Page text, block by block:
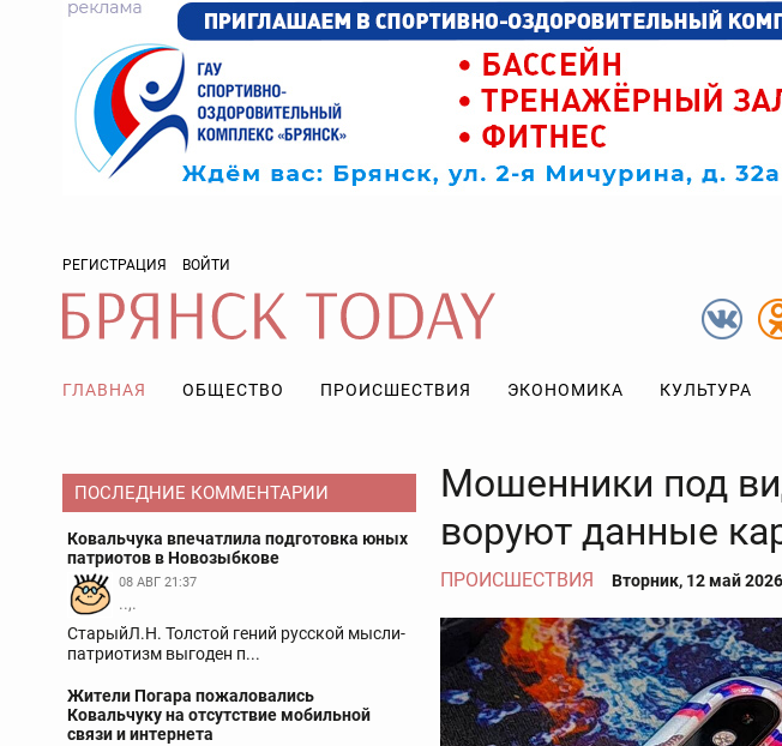
РЕГИСТРАЦИЯ ВОЙТИ
ГЛАВНАЯ ОБЩЕСТВО ПРОИСШЕСТВИЯ ЭКОНОМИКА КУЛЬТУРА
ПОСЛЕДНИЕ КОММЕНТАРИИ
Ковальчука впечатлила подготовка юных
патриотов в Новозыбкове
08 АВГ 21:37
..,.
СтарыйЛ.Н. Толстой гений русской мысли-
патриотизм выгоден п...
Жители Погара пожаловались
Ковальчуку на отсутствие мобильной
связи и интернета
Мошенники под
воруют данные
ПРОИСШЕСТВИЯ Вторник, 12 май